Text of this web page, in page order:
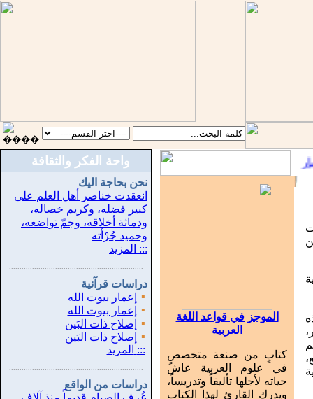
واحة الفكر والثقافة
نحن بحاجة اليك
انعقدت خناصر أهل العلم على
كبير فضله، وكريم خصاله،
ودماثة أخلاقه، وجمّ تواضعه،
وحميد جُرْأته
::: المزيد
دراسات قرآنية
▪
إعمار بيوت الله
▪
إعمار بيوت الله
▪
إصلاح ذات البَين
▪
إصلاح ذات البَين
::: المزيد
دراسات من الواقع
::
الموجز في قواعد اللغة
العربية
كتابٍ من صنعة متخصصٍ
في علوم العربية عاش
حياته لأجلها تأليفاً وتدريساً،
ويدرك القارئ لهذا الكتاب
بين